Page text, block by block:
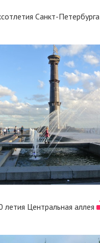
Санкт-Петербурга
летия Центральная аллея